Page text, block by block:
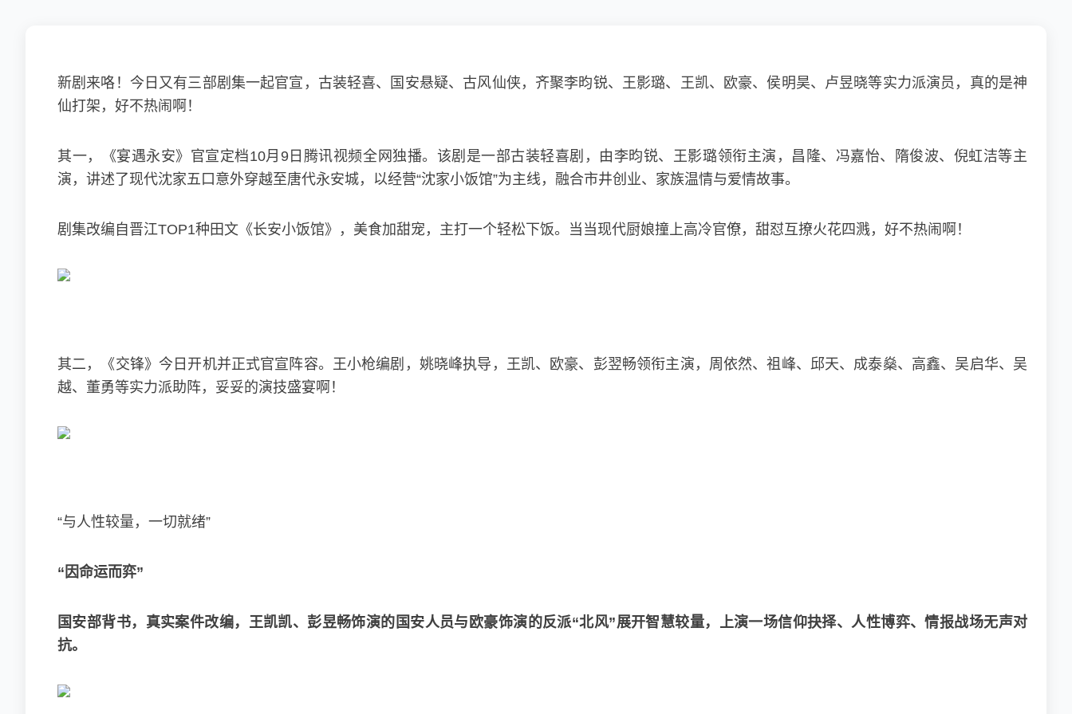
新剧来咯！今日又有三部剧集一起官宣，古装轻喜、国安悬疑、古风仙侠，齐聚李昀锐、王影璐、王凯、欧豪、侯明昊、卢昱晓等实力派演员，真的是神
仙打架，好不热闹啊！
其一，《宴遇永安》官宣定档10月9日腾讯视频全网独播。该剧是一部古装轻喜剧，由李昀锐、王影璐领衔主演，昌隆、冯嘉怡、隋俊波、倪虹洁等主
演，讲述了现代沈家五口意外穿越至唐代永安城，以经营“沈家小饭馆”为主线，融合市井创业、家族温情与爱情故事。
剧集改编自晋江TOP1种田文《长安小饭馆》，美食加甜宠，主打一个轻松下饭。当当现代厨娘撞上高冷官僚，甜怼互撩火花四溅，好不热闹啊！
其二，《交锋》今日开机并正式官宣阵容。王小枪编剧，姚晓峰执导，王凯、欧豪、彭翌畅领衔主演，周依然、祖峰、邱天、成泰燊、高鑫、吴启华、吴
越、董勇等实力派助阵，妥妥的演技盛宴啊！
“与人性较量，一切就绪”
“因命运而弈”
国安部背书，真实案件改编，王凯凯、彭昱畅饰演的国安人员与欧豪饰演的反派“北风”展开智慧较量，上演一场信仰抉择、人性博弈、情报战场无声对
抗。